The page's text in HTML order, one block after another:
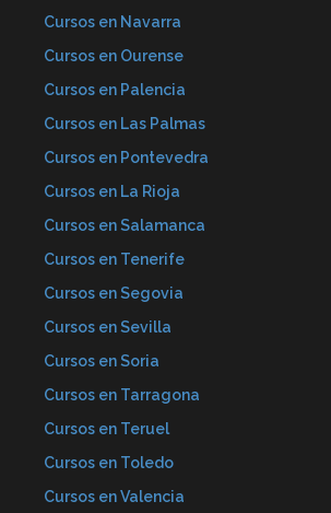
Cursos en Navarra
Cursos en Ourense
Cursos en Palencia
Cursos en Las Palmas
Cursos en Pontevedra
Cursos en La Rioja
Cursos en Salamanca
Cursos en Tenerife
Cursos en Segovia
Cursos en Sevilla
Cursos en Soria
Cursos en Tarragona
Cursos en Teruel
Cursos en Toledo
Cursos en Valencia